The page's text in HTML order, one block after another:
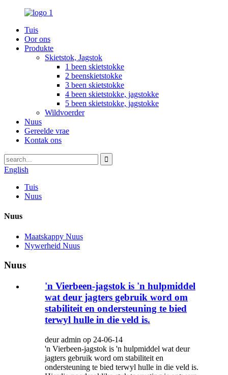
Tuis
Oor ons
Produkte
Skietstok, Jagstok
1 been skietstokke
2 beenskietstokke
3 been skietstokke
4 been skietstokke, jagstokke
5 been skietstokke, jagstokke
Wildvoerder
Nuus
Gereelde vrae
Kontak ons
English
Tuis
Nuus
Nuus
Maatskappy Nuus
Nywerheid Nuus
Nuus
'n Vierbeen-jagstok is 'n hulpmiddel
wat deur jagters gebruik word om
stabiliteit en ondersteuning te bied
terwyl hulle in die veld is.
deur admin op 24-06-14
'n Vierbeen-jagstok is 'n hulpmiddel wat deur
jagters gebruik word om stabiliteit en
ondersteuning te bied terwyl hulle in die veld is.